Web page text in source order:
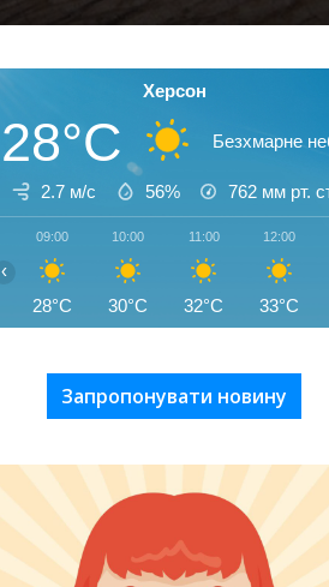
Херсон
28°C Безхмарне
2.7 м/с 56% 762 мм рт.
09:00
28°C
10:00
30°C
11:00
32°C
12:00
33°C
‹
Запропонувати новину